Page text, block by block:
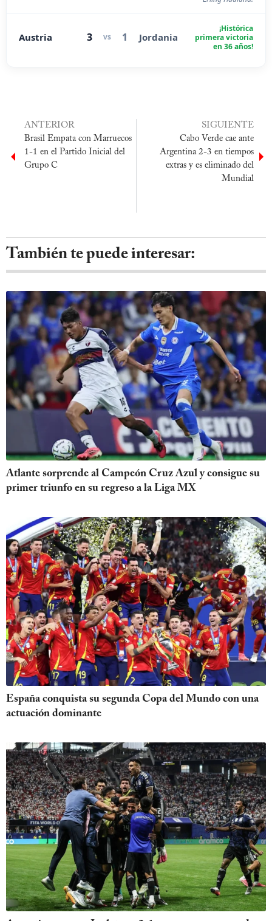
Austria 3 vs 1 Jordania
¡Histórica
primera victoria
en 36 años!
ANTERIOR
Brasil Empata con Marruecos
1-1 en el Partido Inicial del
Grupo C
SIGUIENTE
Cabo Verde cae ante
Argentina 2-3 en tiempos
extras y es eliminado del
Mundial
También te puede interesar:
Atlante sorprende al Campeón Cruz Azul y consigue su
primer triunfo en su regreso a la Liga MX
España conquista su segunda Copa del Mundo con una
actuación dominante